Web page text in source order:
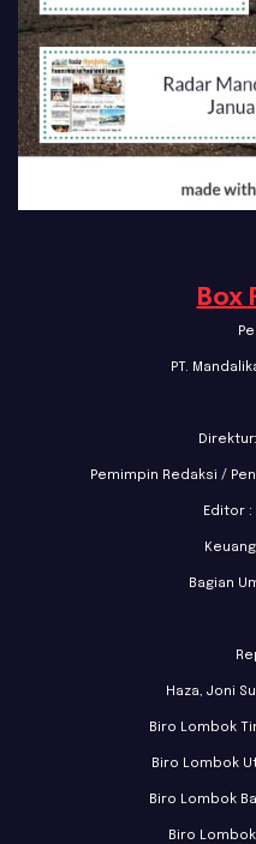
Box
PT.
Pemimpin Redaksi /
Editor
Bagian
Haza, Joni
Biro Lombok
Biro Lombok
Biro Lombok
Biro